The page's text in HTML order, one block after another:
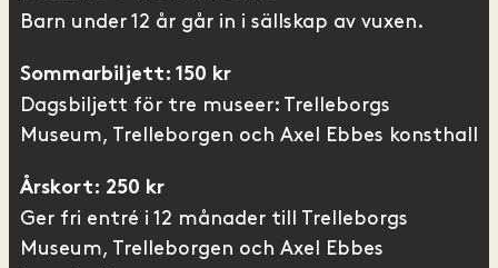
Barn under 12 år går in i sällskap av vuxen.
Sommarbiljett: 150 kr
Dagsbiljett för tre museer: Trelleborgs
Museum, Trelleborgen och Axel Ebbes konsthall
Årskort: 250 kr
Ger fri entré i 12 månader till Trelleborgs
Museum, Trelleborgen och Axel Ebbes